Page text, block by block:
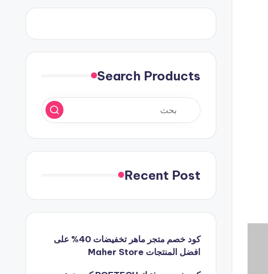
Search Products
Recent Post
كود خصم متجر ماهر تخفيضات 40% على
افضل المنتجات Maher Store